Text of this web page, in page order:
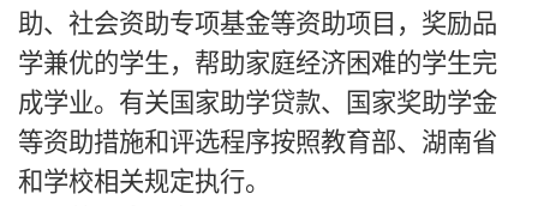
助、社会资助专项基金等资助项目，奖励品
学兼优的学生，帮助家庭经济困难的学生完
成学业。有关国家助学贷款、国家奖助学金
等资助措施和评选程序按照教育部、湖南省
和学校相关规定执行。